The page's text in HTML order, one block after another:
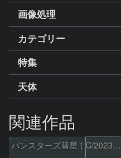
画像処理
カテゴリー
特集
天体
関連作品
パンスターズ彗星 ( C/2023R1 )：2026/07/09